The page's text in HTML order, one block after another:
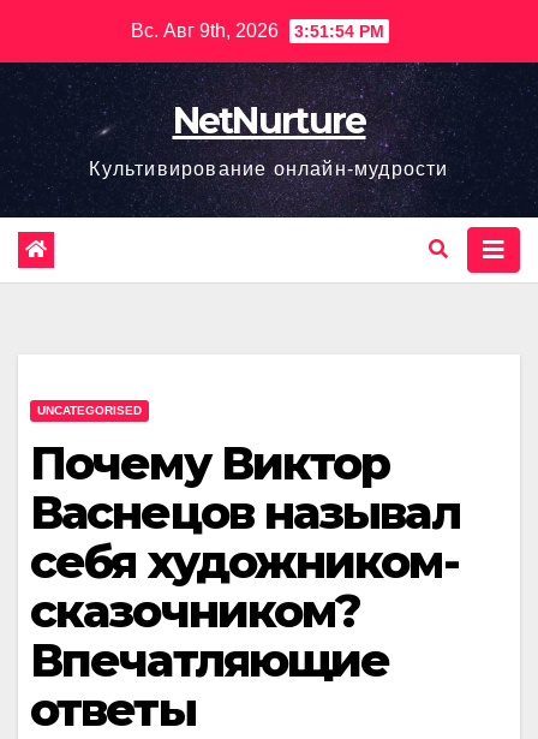
содержимому
Вс. Авг 9th, 2026 3:51:56 PM
NetNurture
Культивирование онлайн-мудрости
UNCATEGORISED
Почему Виктор
Васнецов называл
себя художником-
сказочником?
Впечатляющие
ответы